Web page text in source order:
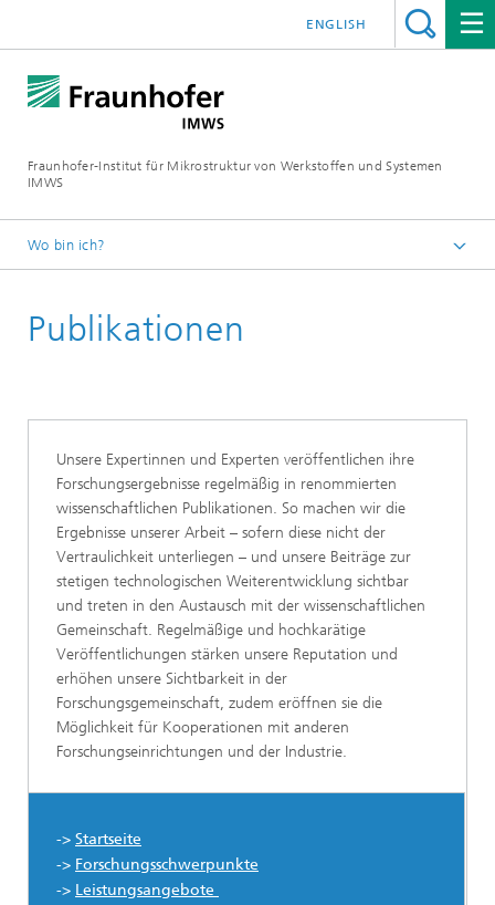
Fraunhofer-Institut für Mikrostruktur von Werkstoffen und Systemen
IMWS
ENGLISH
Wo bin ich?
Kompetenzfelder
Publikationen
Unsere Expertinnen und Experten veröffentlichen ihre
Forschungsergebnisse regelmäßig in renommierten
wissenschaftlichen Publikationen. So machen wir die
Ergebnisse unserer Arbeit – sofern diese nicht der
Vertraulichkeit unterliegen – und unsere Beiträge zur
stetigen technologischen Weiterentwicklung sichtbar
und treten in den Austausch mit der wissenschaftlichen
Gemeinschaft. Regelmäßige und hochkarätige
Veröffentlichungen stärken unsere Reputation und
erhöhen unsere Sichtbarkeit in der
Forschungsgemeinschaft, zudem eröffnen sie die
Möglichkeit für Kooperationen mit anderen
Forschungseinrichtungen und der Industrie.
-> Startseite
-> Forschungsschwerpunkte
-> Leistungsangebote